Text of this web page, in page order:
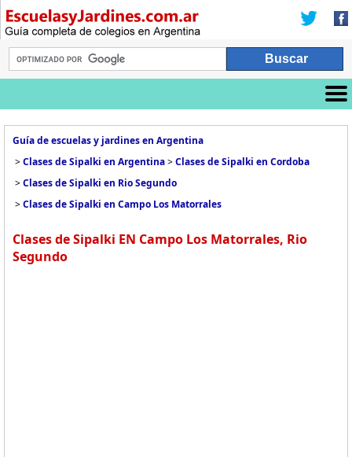
Guía de escuelas y jardines en Argentina
>Clases de Sipalki en Argentina>Clases de Sipalki en Cordoba
>Clases de Sipalki en Rio Segundo
>Clases de Sipalki en Campo Los Matorrales
Clases de Sipalki EN Campo Los Matorrales, Rio
Segundo